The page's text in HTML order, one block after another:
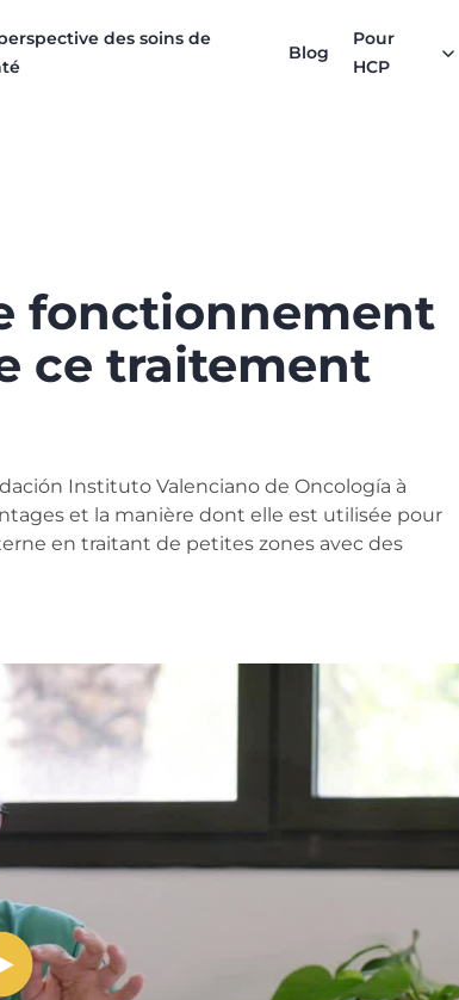
des soins de
Blog
Pour
HCP
fonctionnement
ce traitement
Instituto Valenciano de Oncología à
et la manière dont elle est utilisée pour
en traitant de petites zones avec des